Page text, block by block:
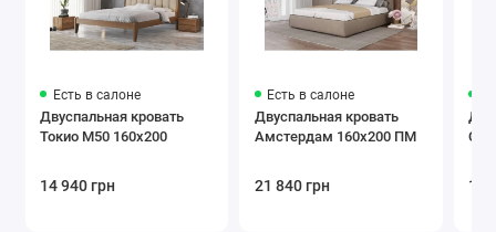
Есть в салоне
Двуспальная кровать
Токио М50 160х200
14 940 грн
Есть в салоне
Двуспальная кровать
Амстердам 160х200 ПМ
21 840 грн 14